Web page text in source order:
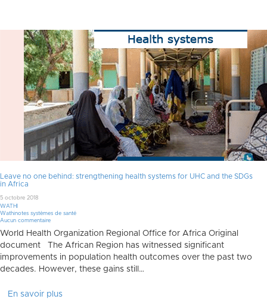
Leave no one behind: strengthening health systems for UHC and the SDGs
in Africa
5 octobre 2018
WATHI
Wathinotes systèmes de santé
Aucun commentaire
World Health Organization Regional Offi­ce for Africa Original
document The African Region has witnessed signi­ficant
improvements in population health outcomes over the past two
decades. However, these gains still…
En savoir plus